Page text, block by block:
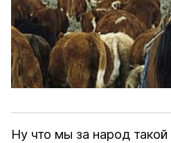
Ну что мы за народ